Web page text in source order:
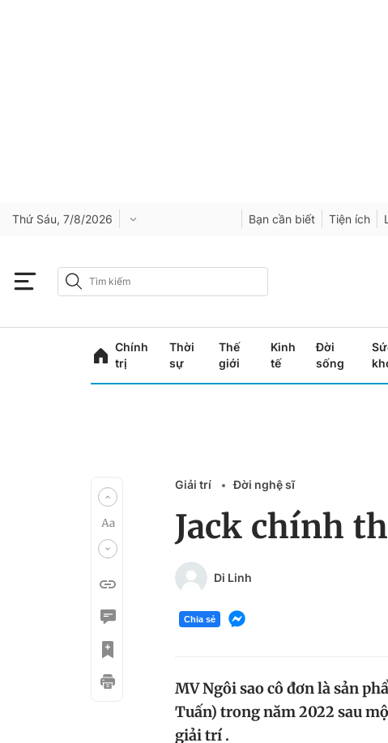
Thứ Sáu, 7/8/2026 Bạn cần biết Tiện ích
Chính
trị
Thời
sự
Thế
giới
Kinh
tế
Đời
sống
Giải trí Đời nghệ sĩ
Jack chính
Di Linh
Chia sẻ
MV Ngôi sao cô đơn là sản
Tuấn) trong năm 2022 sau
giải trí .